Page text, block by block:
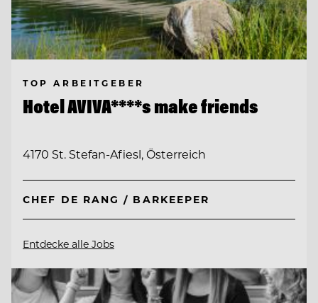
TOP ARBEITGEBER
Hotel AVIVA****s make friends
4170 St. Stefan-Afiesl, Österreich
CHEF DE RANG / BARKEEPER
Entdecke alle Jobs